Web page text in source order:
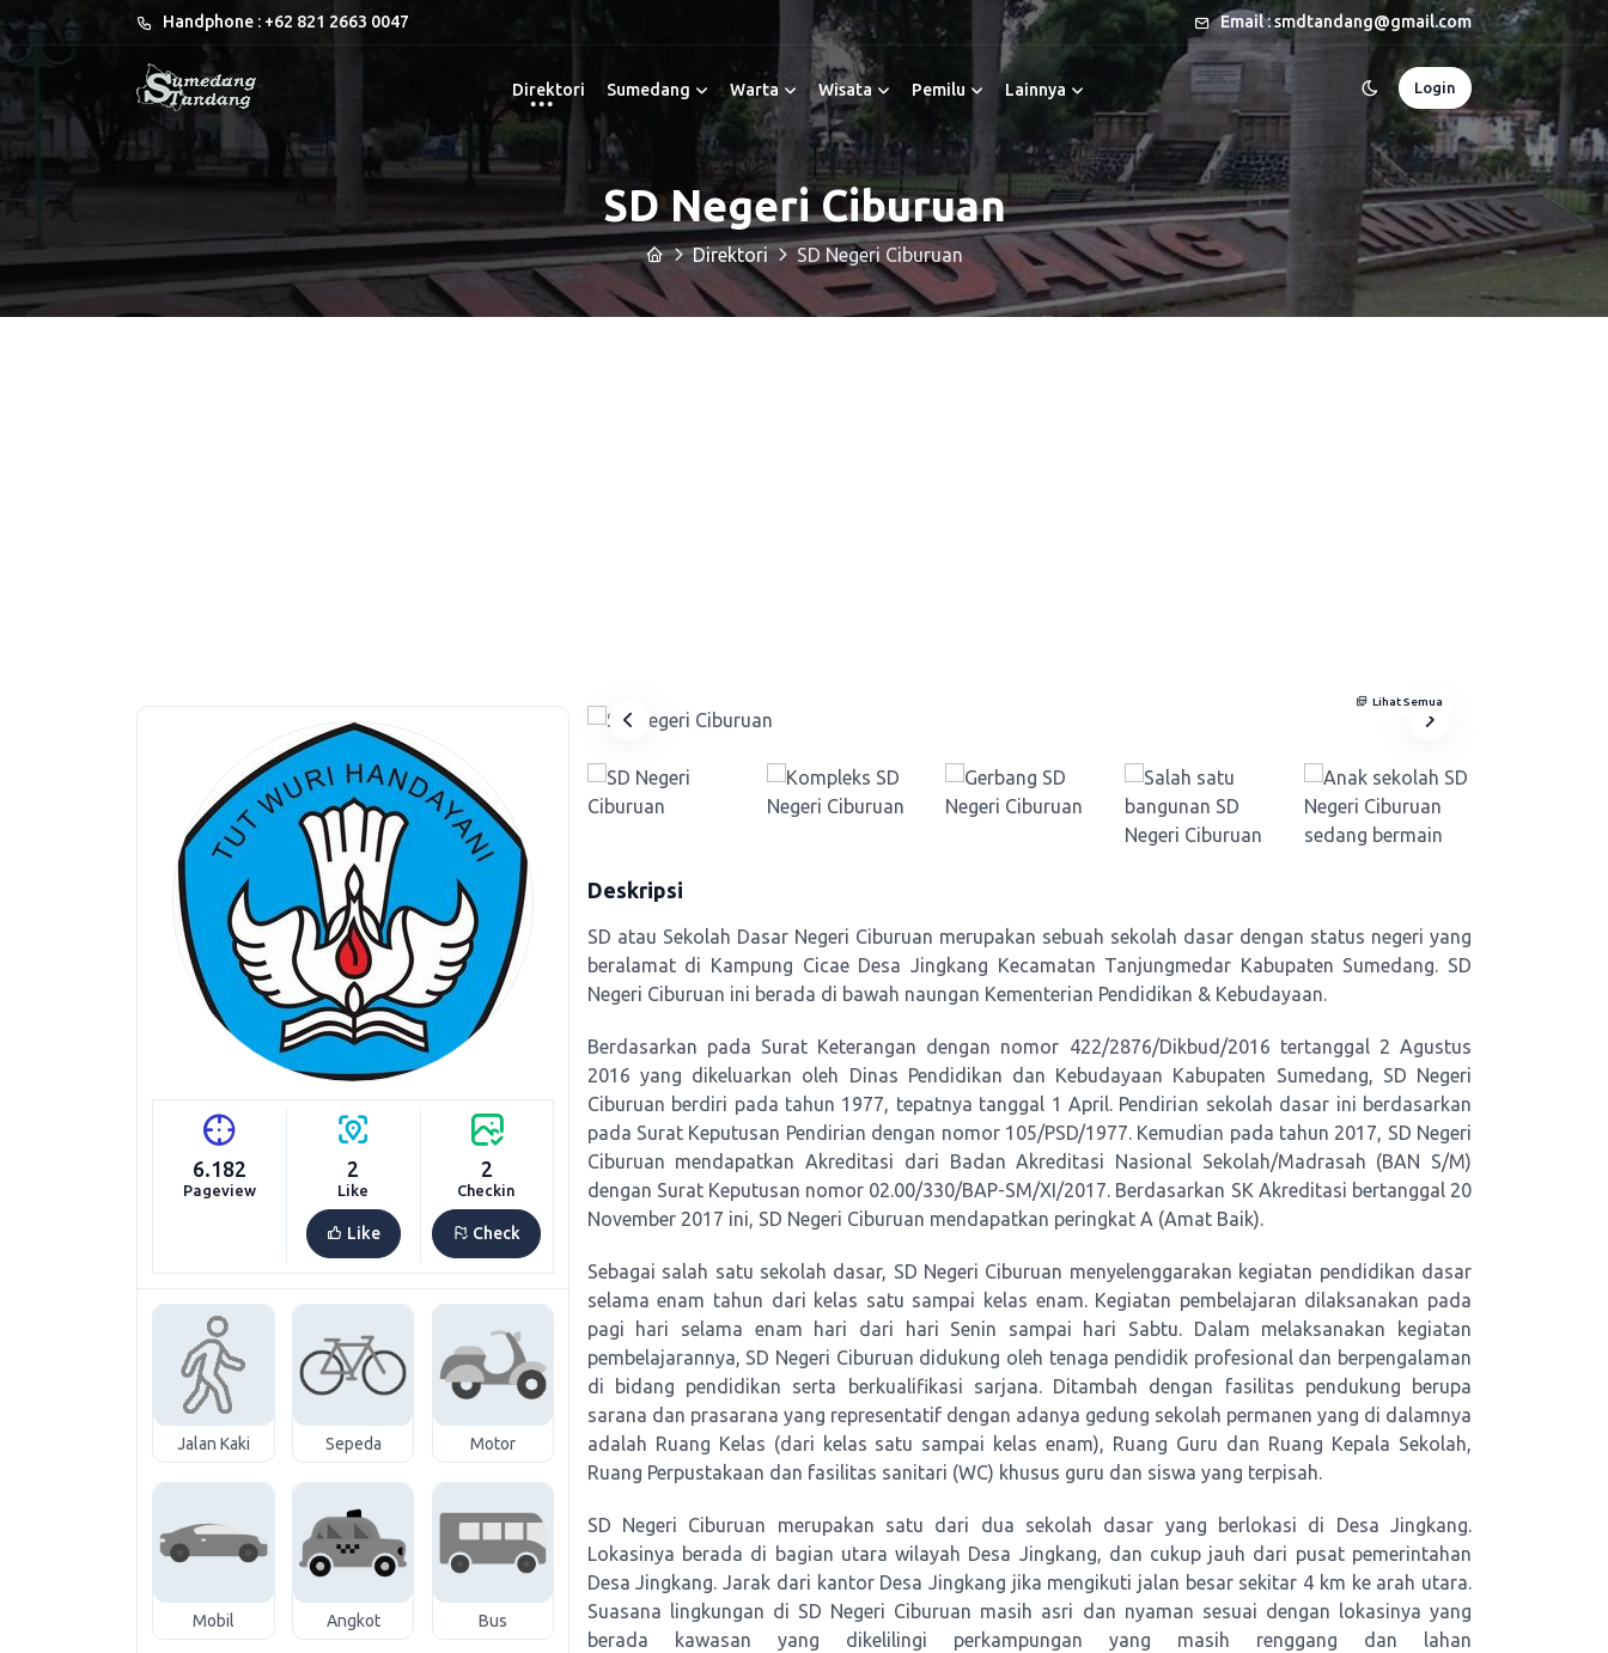
Handphone : +62 821 2663 0047 Email : smdtandang@gmail.com
Direktori Sumedang Warta Wisata Pemilu Lainnya Login
SD Negeri Ciburuan
Direktori SD Negeri Ciburuan
6.182
Pageview
2
Like
Like
2
Checkin
Check
Jalan Kaki Sepeda Motor
Mobil Angkot Bus
Lihat Semua
Deskripsi
SD atau Sekolah Dasar Negeri Ciburuan merupakan sebuah sekolah dasar dengan status negeri yang
beralamat di Kampung Cicae Desa Jingkang Kecamatan Tanjungmedar Kabupaten Sumedang. SD
Negeri Ciburuan ini berada di bawah naungan Kementerian Pendidikan & Kebudayaan.
Berdasarkan pada Surat Keterangan dengan nomor 422/2876/Dikbud/2016 tertanggal 2 Agustus
2016 yang dikeluarkan oleh Dinas Pendidikan dan Kebudayaan Kabupaten Sumedang, SD Negeri
Ciburuan berdiri pada tahun 1977, tepatnya tanggal 1 April. Pendirian sekolah dasar ini berdasarkan
pada Surat Keputusan Pendirian dengan nomor 105/PSD/1977. Kemudian pada tahun 2017, SD Negeri
Ciburuan mendapatkan Akreditasi dari Badan Akreditasi Nasional Sekolah/Madrasah (BAN S/M)
dengan Surat Keputusan nomor 02.00/330/BAP-SM/XI/2017. Berdasarkan SK Akreditasi bertanggal 20
November 2017 ini, SD Negeri Ciburuan mendapatkan peringkat A (Amat Baik).
Sebagai salah satu sekolah dasar, SD Negeri Ciburuan menyelenggarakan kegiatan pendidikan dasar
selama enam tahun dari kelas satu sampai kelas enam. Kegiatan pembelajaran dilaksanakan pada
pagi hari selama enam hari dari hari Senin sampai hari Sabtu. Dalam melaksanakan kegiatan
pembelajarannya, SD Negeri Ciburuan didukung oleh tenaga pendidik profesional dan berpengalaman
di bidang pendidikan serta berkualifikasi sarjana. Ditambah dengan fasilitas pendukung berupa
sarana dan prasarana yang representatif dengan adanya gedung sekolah permanen yang di dalamnya
adalah Ruang Kelas (dari kelas satu sampai kelas enam), Ruang Guru dan Ruang Kepala Sekolah,
Ruang Perpustakaan dan fasilitas sanitari (WC) khusus guru dan siswa yang terpisah.
SD Negeri Ciburuan merupakan satu dari dua sekolah dasar yang berlokasi di Desa Jingkang.
Lokasinya berada di bagian utara wilayah Desa Jingkang, dan cukup jauh dari pusat pemerintahan
Desa Jingkang. Jarak dari kantor Desa Jingkang jika mengikuti jalan besar sekitar 4 km ke arah utara.
Suasana lingkungan di SD Negeri Ciburuan masih asri dan nyaman sesuai dengan lokasinya yang
berada kawasan yang dikelilingi perkampungan yang masih renggang dan lahan